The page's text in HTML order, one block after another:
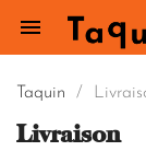

Taquin
Livraison